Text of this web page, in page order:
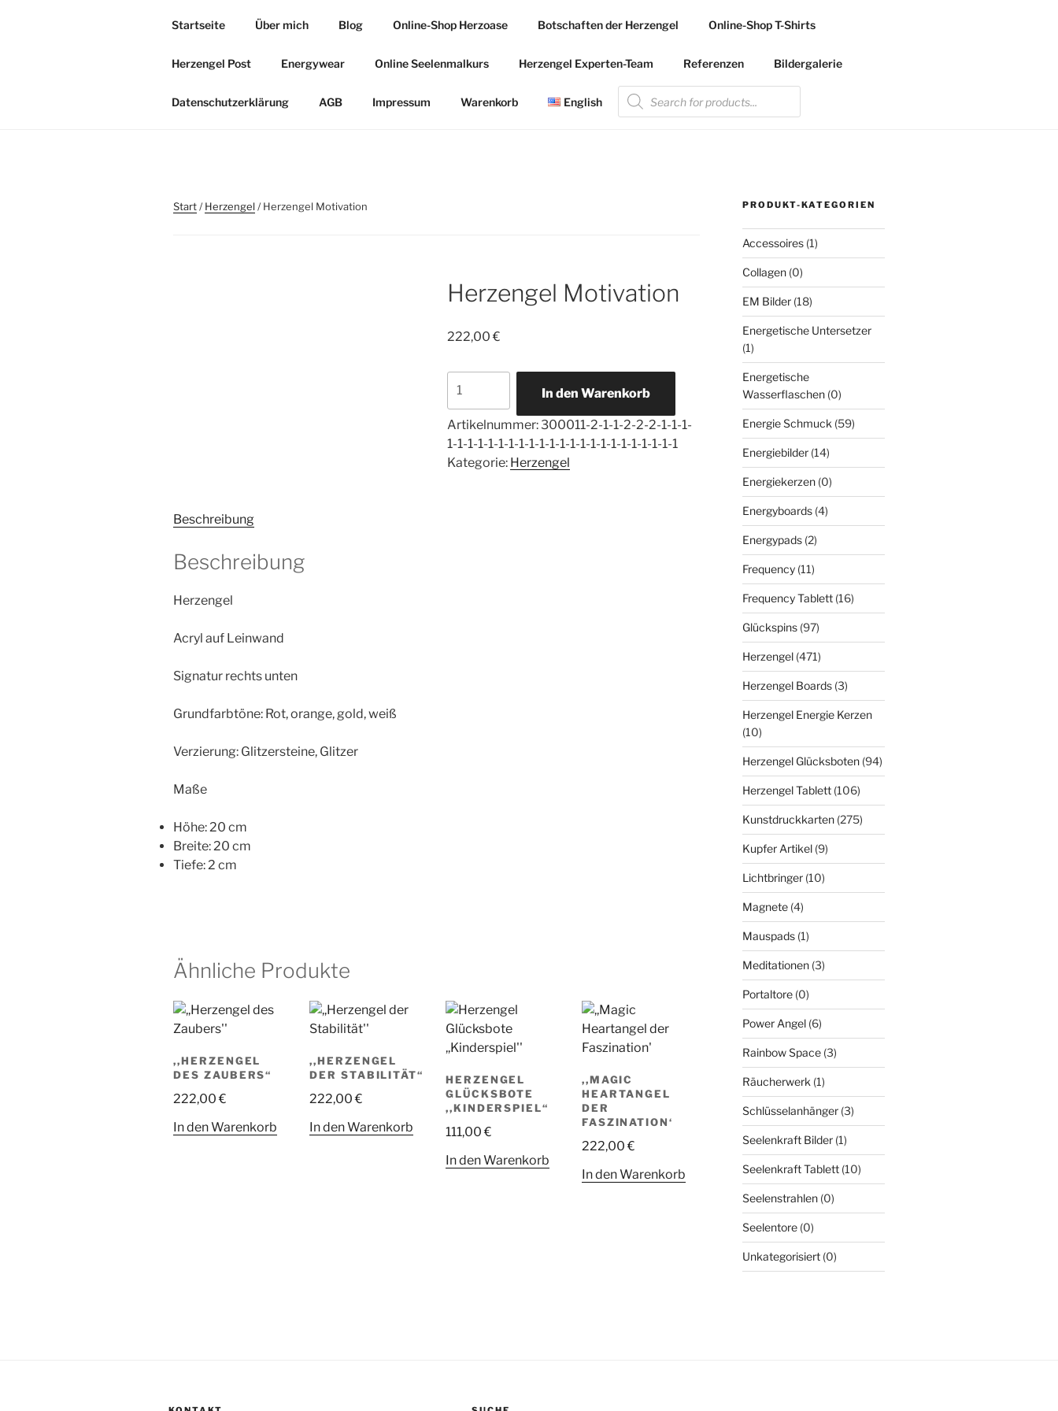
HERZOASE.COM
Startseite Über mich Blog Online-Shop Herzoase Botschaften der Herzengel Online-Shop T-Shirts
Herzengel Post Energywear Online Seelenmalkurs Herzengel Experten-Team Referenzen Bildergalerie
Datenschutzerklärung AGB Impressum Warenkorb English
Products
search
Start/Herzengel/ Herzengel Motivation
Herzengel Motivation
222,00€
Motivation
Menge
In den Warenkorb
Artikelnummer:300011-2-1-1-2-2-2-1-1-1-
1-1-1-1-1-1-1-1-1-1-1-1-1-1-1-1-1-1-1-1-1-1-1
Kategorie: Herzengel
Beschreibung
Beschreibung
Herzengel
Acryl auf Leinwand
Signatur rechts unten
Grundfarbtöne: Rot, orange, gold, weiß
Verzierung: Glitzersteine, Glitzer
Maße
Höhe: 20 cm
Breite: 20 cm
Tiefe: 2 cm
Ähnliche Produkte
,,HERZENGEL
DES ZAUBERS“
222,00€
In den Warenkorb
,,HERZENGEL
DER STABILITÄT“
222,00€
In den Warenkorb
HERZENGEL
GLÜCKSBOTE
,,KINDERSPIEL“
111,00€
In den Warenkorb
,,MAGIC
HEARTANGEL
DER
FASZINATION‘
222,00€
In den Warenkorb
PRODUKT-KATEGORIEN
Accessoires (1)
Collagen (0)
EM Bilder (18)
Energetische Untersetzer
(1)
Energetische
Wasserflaschen (0)
Energie Schmuck (59)
Energiebilder (14)
Energiekerzen (0)
Energyboards (4)
Energypads (2)
Frequency (11)
Frequency Tablett (16)
Glückspins (97)
Herzengel (471)
Herzengel Boards (3)
Herzengel Energie Kerzen
(10)
Herzengel Glücksboten (94)
Herzengel Tablett (106)
Kunstdruckkarten (275)
Kupfer Artikel (9)
Lichtbringer (10)
Magnete (4)
Mauspads (1)
Meditationen (3)
Portaltore (0)
Power Angel (6)
Rainbow Space (3)
Räucherwerk (1)
Schlüsselanhänger (3)
Seelenkraft Bilder (1)
Seelenkraft Tablett (10)
Seelenstrahlen (0)
Seelentore (0)
Unkategorisiert (0)